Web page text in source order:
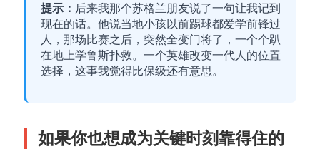
提示： 后来我那个苏格兰朋友说了一句让我记到
现在的话。他说当地小孩以前踢球都爱学前锋过
人，那场比赛之后，突然全变门将了，一个个趴
在地上学鲁斯扑救。一个英雄改变一代人的位置
选择，这事我觉得比保级还有意思。
如果你也想成为关键时刻靠得住的